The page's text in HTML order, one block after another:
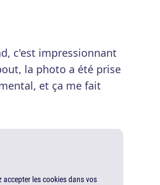
c'est impressionnant
la photo a été prise
et ça me fait
les cookies dans vos